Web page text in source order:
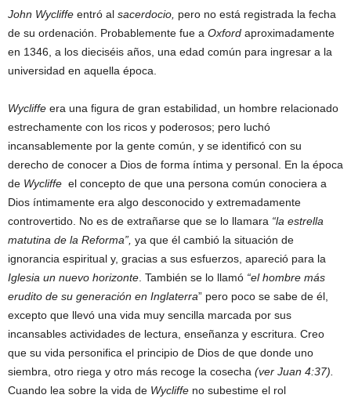
John Wycliffe entró al sacerdocio, pero no está registrada la fecha
de su ordenación. Probablemente fue a Oxford aproximadamente
en 1346, a los dieciséis años, una edad común para ingresar a la
universidad en aquella época.
Wycliffe era una figura de gran estabilidad, un hombre relacionado
estrechamente con los ricos y poderosos; pero luchó
incansablemente por la gente común, y se identificó con su
derecho de conocer a Dios de forma íntima y personal. En la época
de Wycliffe el concepto de que una persona común conociera a
Dios íntimamente era algo desconocido y extremadamente
controvertido. No es de extrañarse que se lo llamara “la estrella
matutina de la Reforma”, ya que él cambió la situación de
ignorancia espiritual y, gracias a sus esfuerzos, apareció para la
Iglesia un nuevo horizonte . También se lo llamó “el hombre más
erudito de su generación en Inglaterra” pero poco se sabe de él,
excepto que llevó una vida muy sencilla marcada por sus
incansables actividades de lectura, enseñanza y escritura. Creo
que su vida personifica el principio de Dios de que donde uno
siembra, otro riega y otro más recoge la cosecha (ver Juan 4:37).
Cuando lea sobre la vida de Wycliffe no subestime el rol